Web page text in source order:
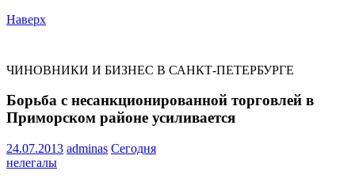
Наверх
ЧИНОВНИКИ И БИЗНЕС В САНКТ-ПЕТЕРБУРГЕ
Борьба с несанкционированной торговлей в
Приморском районе усиливается
24.07.2013 adminas Сегодня
нелегалы